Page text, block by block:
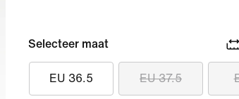
Selecteer maat
EU 36.5 EU 37.5